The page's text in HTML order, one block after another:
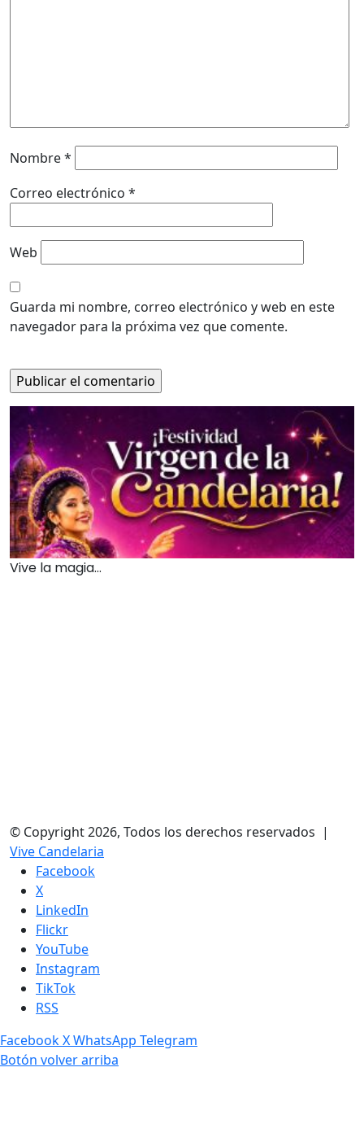
Nombre*
Correo electrónico *
Web
Guarda mi nombre, correo electrónico y web en este
navegador para la próxima vez que comente.
Vive la magia...
© Copyright 2026, Todos los derechos reservados |
Vive Candelaria
Facebook
X
LinkedIn
Flickr
YouTube
Instagram
TikTok
RSS
FacebookXWhatsApp Telegram
Botón volver arriba